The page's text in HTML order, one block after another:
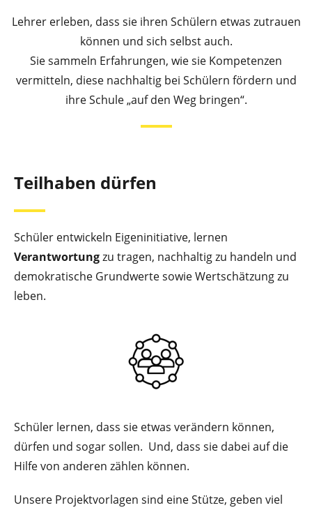
Lehrer erleben, dass sie ihren Schülern etwas zutrauen
können und sich selbst auch.
Sie sammeln Erfahrungen, wie sie Kompetenzen
vermitteln, diese nachhaltig bei Schülern fördern und
ihre Schule „auf den Weg bringen“.
Teilhaben dürfen
Schüler entwickeln Eigeninitiative, lernen
Verantwortungzu tragen, nachhaltig zu handeln und
demokratische Grundwerte sowie Wertschätzung zu
leben.
Schüler lernen, dass sie etwas verändern können,
dürfen und sogar sollen. Und, dass sie dabei auf die
Hilfe von anderen zählen können.
Unsere Projektvorlagen sind eine Stütze, geben viel